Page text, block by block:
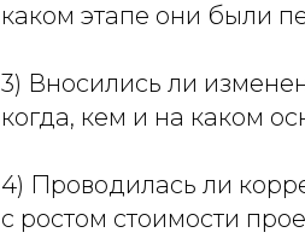
каком этапе они были
3) Вносились ли
когда, кем и на каком
4) Проводилась ли
с ростом стоимости